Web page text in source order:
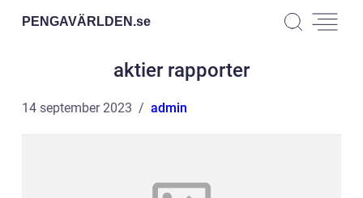
PENGAVÄRLDEN.se
aktier rapporter
14 september 2023 admin